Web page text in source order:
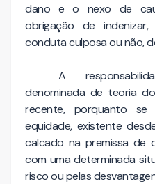
dano e o nexo de
obrigação de
conduta culposa ou não,
A
denominada de teoria
recente, porquanto
equidade, existente
calcado na premissa de
com uma determinada
risco ou pelas